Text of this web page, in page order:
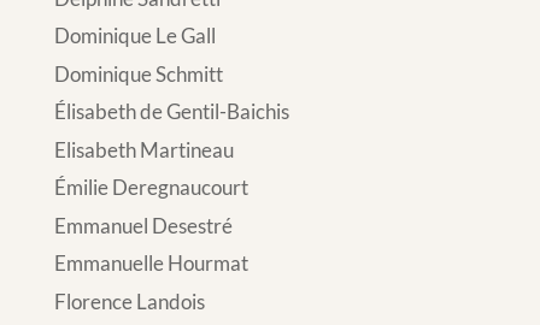
Dominique Le Gall
Dominique Schmitt
Élisabeth de Gentil-Baichis
Elisabeth Martineau
Émilie Deregnaucourt
Emmanuel Desestré
Emmanuelle Hourmat
Florence Landois